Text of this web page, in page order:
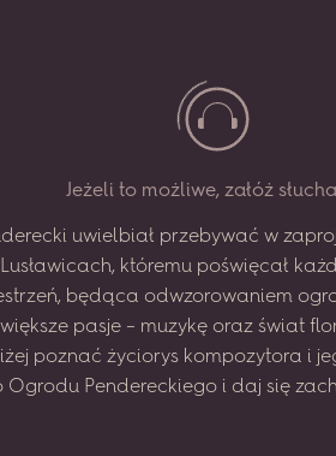
Jeżeli to możliwe, załóż słucha
uwielbiał przebywać w
któremu poświęcał
będąca odwzorowaniem
pasje – muzykę oraz świat
poznać życiorys kompozytora i
Ogrodu Pendereckiego i daj się